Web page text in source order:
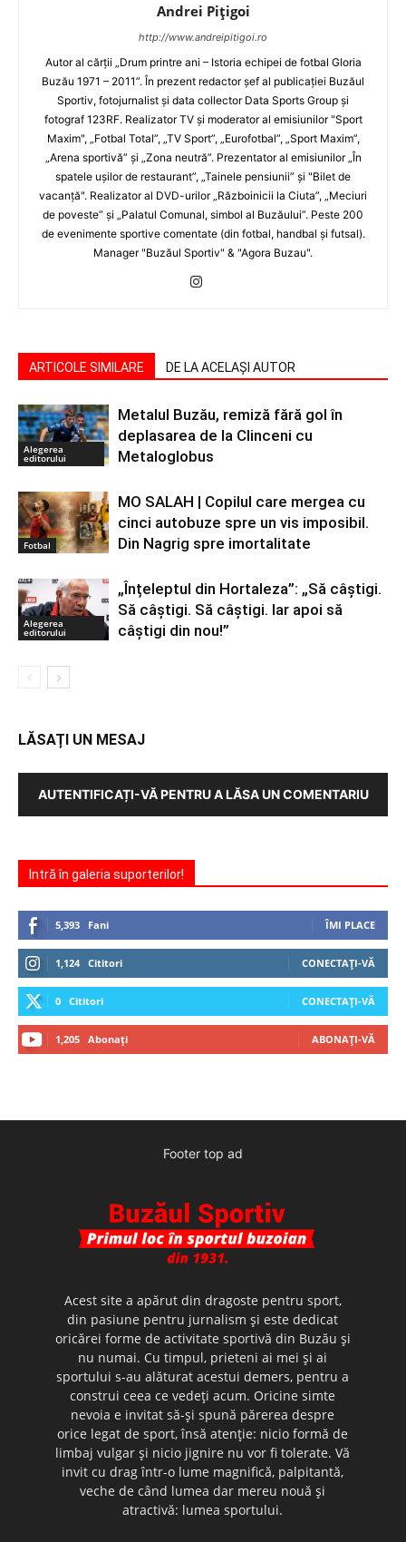
Andrei Pițigoi
http://www.andreipitigoi.ro
Autor al cărţii „Drum printre ani – Istoria echipei de fotbal Gloria
Buzău 1971 – 2011”. În prezent redactor şef al publicaţiei Buzăul
Sportiv, fotojurnalist şi data collector Data Sports Group şi
fotograf 123RF. Realizator TV şi moderator al emisiunilor "Sport
Maxim", „Fotbal Total”, „TV Sport”, „Eurofotbal”, „Sport Maxim”,
„Arena sportivă” şi „Zona neutră”. Prezentator al emisiunilor „În
spatele uşilor de restaurant”, „Tainele pensiunii” şi "Bilet de
vacanţă". Realizator al DVD-urilor „Războinicii la Ciuta”, „Meciuri
de poveste” şi „Palatul Comunal, simbol al Buzăului”. Peste 200
de evenimente sportive comentate (din fotbal, handbal şi futsal).
Manager "Buzăul Sportiv" & "Agora Buzau".
ARTICOLE SIMILARE DE LA ACELAȘI AUTOR
Alegerea
editorului
Metalul Buzău, remiză fără gol în
deplasarea de la Clinceni cu
Metaloglobus
Fotbal
MO SALAH | Copilul care mergea cu
cinci autobuze spre un vis imposibil.
Din Nagrig spre imortalitate
Alegerea
editorului
„Înțeleptul din Hortaleza”: „Să câștigi.
Să câștigi. Să câștigi. Iar apoi să
câștigi din nou!”
LĂSAȚI UN MESAJ
AUTENTIFICAȚI-VĂ PENTRU A LĂSA UN COMENTARIU
Intră în galeria suporterilor!
5,393 Fani ÎMI PLACE
1,124 Cititori CONECTAȚI-VĂ
0 Cititori CONECTAȚI-VĂ
1,205 Abonați ABONAȚI-VĂ
Footer top ad
Acest site a apărut din dragoste pentru sport,
din pasiune pentru jurnalism şi este dedicat
oricărei forme de activitate sportivă din Buzău şi
nu numai. Cu timpul, prieteni ai mei şi ai
sportului s-au alăturat acestui demers, pentru a
construi ceea ce vedeţi acum. Oricine simte
nevoia e invitat să-şi spună părerea despre
orice legat de sport, însă atenţie: nicio formă de
limbaj vulgar şi nicio jignire nu vor fi tolerate. Vă
invit cu drag într-o lume magnifică, palpitantă,
veche de când lumea dar mereu nouă şi
atractivă: lumea sportului.